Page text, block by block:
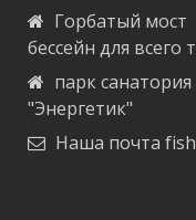
Горбатый мост
бессейн для всего
парк санатория
"Энергетик"
Наша почта